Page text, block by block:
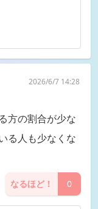
2026/6/7 14:28
方の割合が少な
る人も少なくな
なるほど！ 0